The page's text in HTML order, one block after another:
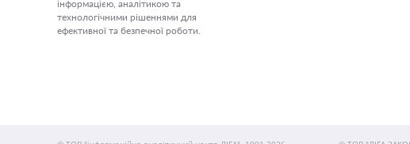
інформацією, аналітикою та
технологічними рішеннями для
ефективної та безпечної роботи.